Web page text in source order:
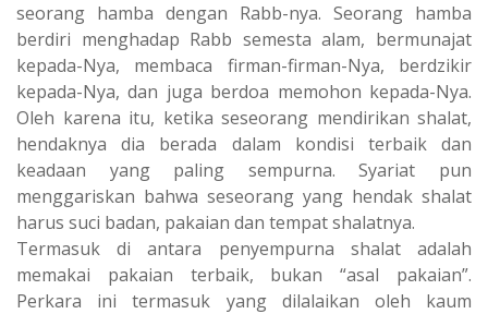
seorang hamba dengan Rabb-nya. Seorang hamba
berdiri menghadap Rabb semesta alam, bermunajat
kepada-Nya, membaca firman-firman-Nya, berdzikir
kepada-Nya, dan juga berdoa memohon kepada-Nya.
Oleh karena itu, ketika seseorang mendirikan shalat,
hendaknya dia berada dalam kondisi terbaik dan
keadaan yang paling sempurna. Syariat pun
menggariskan bahwa seseorang yang hendak shalat
harus suci badan, pakaian dan tempat shalatnya.
Termasuk di antara penyempurna shalat adalah
memakai pakaian terbaik, bukan “asal pakaian”.
Perkara ini termasuk yang dilalaikan oleh kaum